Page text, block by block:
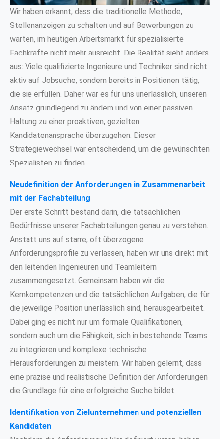
Wir haben erkannt, dass die traditionelle Methode,
Stellenanzeigen zu schalten und auf Bewerbungen zu
warten, im heutigen Arbeitsmarkt für spezialisierte
Fachkräfte nicht mehr ausreicht. Die Realität sieht anders
aus: Viele qualifizierte Ingenieure und Techniker sind nicht
aktiv auf Jobsuche, sondern bereits in Positionen tätig,
die sie erfüllen. Daher war es für uns unerlässlich, unseren
Ansatz grundlegend zu ändern und von einer passiven
Haltung zu einer proaktiven, gezielten
Kandidatenansprache überzugehen. Dieser
Strategiewechsel war entscheidend, um die gewünschten
Spezialisten zu finden.
Neudefinition der Anforderungen in Zusammenarbeit
mit der Fachabteilung
Der erste Schritt bestand darin, die tatsächlichen
Bedürfnisse unserer Fachabteilungen genau zu verstehen.
Anstatt uns auf starre, oft überzogene
Anforderungsprofile zu verlassen, haben wir uns direkt mit
den leitenden Ingenieuren und Teamleitern
zusammengesetzt. Gemeinsam haben wir die
Kernkompetenzen und die tatsächlichen Aufgaben, die für
die jeweilige Position unerlässlich sind, herausgearbeitet.
Dabei ging es nicht nur um formale Qualifikationen,
sondern auch um die Fähigkeit, sich in bestehende Teams
zu integrieren und komplexe technische
Herausforderungen zu meistern. Wir haben gelernt, dass
eine präzise und realistische Definition der Anforderungen
die Grundlage für eine erfolgreiche Suche bildet.
Identifikation von Zielunternehmen und potenziellen
Kandidaten